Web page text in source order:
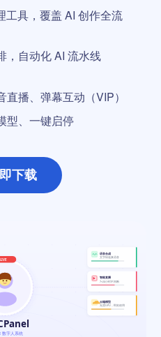
工具，覆盖 AI 创作全流
，自动化 AI 流水线
播、弹幕互动（VIP）
型、一键启停
下载